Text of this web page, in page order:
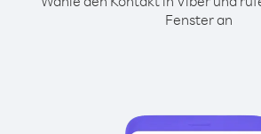
Fenster an